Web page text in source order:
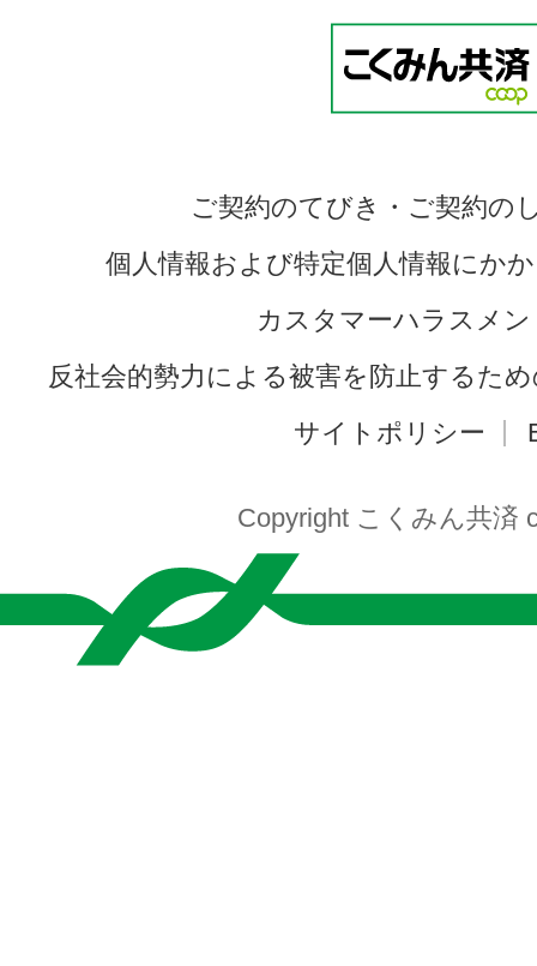
ご契約のてびき・ご契約の
個人情報および特定個人情報にか
カスタマーハラスメ
反社会的勢力による被害を防止するた
サイトポリシー
Copyright こくみん共済